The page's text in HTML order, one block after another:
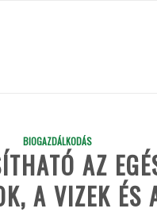
BIOGAZDÁLKODÁS
AZ
A VIZEK ÉS